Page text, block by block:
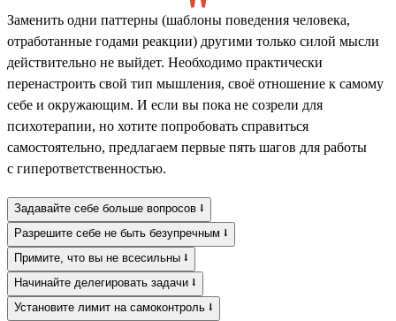
Заменить одни паттерны (шаблоны поведения человека,
отработанные годами реакции) другими только силой мысли
действительно не выйдет. Необходимо практически
перенастроить свой тип мышления, своё отношение к самому
себе и окружающим. И если вы пока не созрели для
психотерапии, но хотите попробовать справиться
самостоятельно, предлагаем первые пять шагов для работы
с гиперответственностью.
Задавайте себе больше вопросов ⭣
Разрешите себе не быть безупречным ⭣
Примите, что вы не всесильны ⭣
Начинайте делегировать задачи ⭣
Установите лимит на самоконтроль ⭣